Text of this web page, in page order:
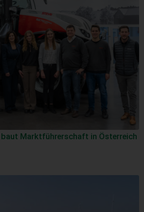
Markt­führerschaft in Österreich